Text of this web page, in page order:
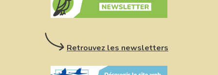
Retrouvez les newsletters